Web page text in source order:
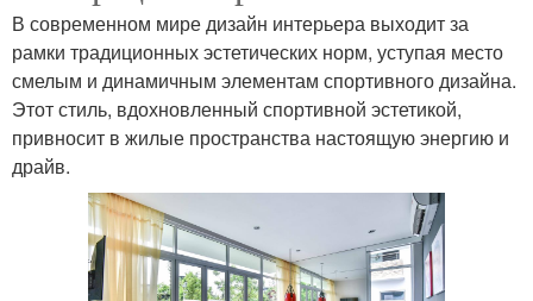
В современном мире дизайн интерьера выходит за
рамки традиционных эстетических норм, уступая место
смелым и динамичным элементам спортивного дизайна.
Этот стиль, вдохновленный спортивной эстетикой,
привносит в жилые пространства настоящую энергию и
драйв.